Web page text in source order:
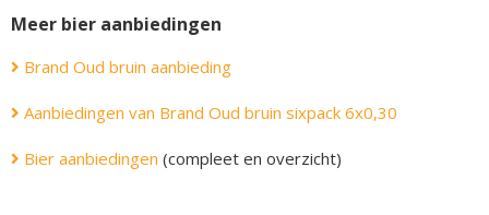
Meer bier aanbiedingen
Brand Oud bruin aanbieding
Aanbiedingen van Brand Oud bruin sixpack 6x0,30
Bier aanbiedingen (compleet en overzicht)